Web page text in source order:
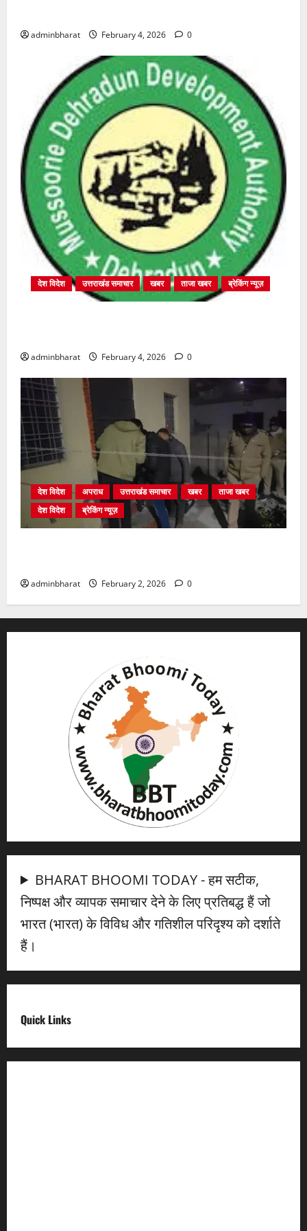
adminbharat February 4, 2026 0
देश विदेश उत्तराखंड समाचार खबर ताजा खबर ब्रेकिंग न्यूज़
adminbharat February 4, 2026 0
देश विदेश अपराध उत्तराखंड समाचार खबर
ताजा खबर
देश विदेश
ब्रेकिंग न्यूज़
adminbharat February 2, 2026 0
BHARAT BHOOMI TODAY - हम सटीक,
निष्पक्ष और व्यापक समाचार देने के लिए प्रतिबद्ध हैं जो
भारत (भारत) के विविध और गतिशील परिदृश्य को दर्शाते
हैं।
Quick Links